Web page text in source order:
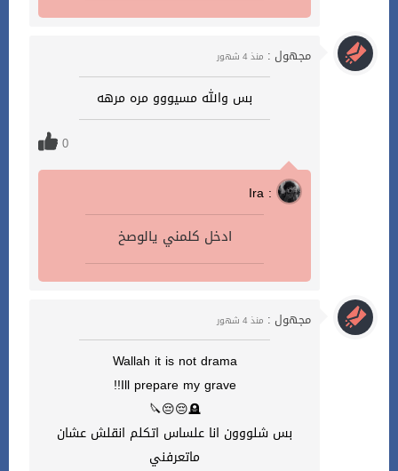
مجهول : منذ 4 شهور
بس والله مسيووو مره مرهه
0
Ira :
ادخل كلمني يالوصخ
مجهول : منذ 4 شهور
Wallah it is not drama
Ill prepare my grave!!
🪦😔😔🔪
بس شلووون انا علساس اتكلم انقلش عشان
ماتعرفني